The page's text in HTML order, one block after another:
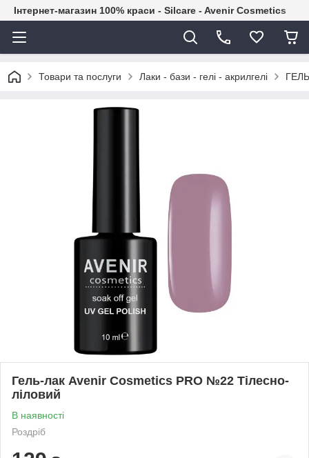
Інтернет-магазин 100% краси - Silcare - Avenir Cosmetics
Товари та послуги Лаки - бази - гелі - акрилгелі
Гель-лак Avenir Cosmetics PRO №22 Тілесно-
ліловий
В наявності
Роздріб